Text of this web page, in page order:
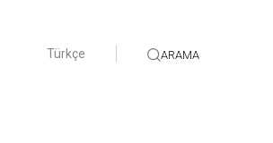
Türkçe ARAMA